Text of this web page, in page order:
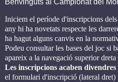
Benvinguts al Campionat del
Iniciem el període d'inscripcions
any hi ha novetats respecte les
ha hagut alguns canvis en la
Podeu consultar les bases del joc si
apareix a la navegació superior dreta
Les inscripcions acaben
el formulari d'inscripció (lateral